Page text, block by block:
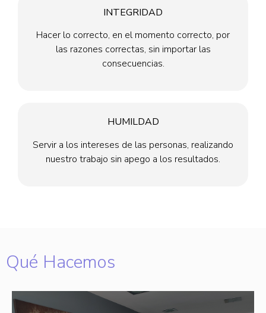
INTEGRIDAD
Hacer lo correcto, en el momento correcto, por
las razones correctas, sin importar las
consecuencias.
HUMILDAD
Servir a los intereses de las personas, realizando
nuestro trabajo sin apego a los resultados.
Qué Hacemos